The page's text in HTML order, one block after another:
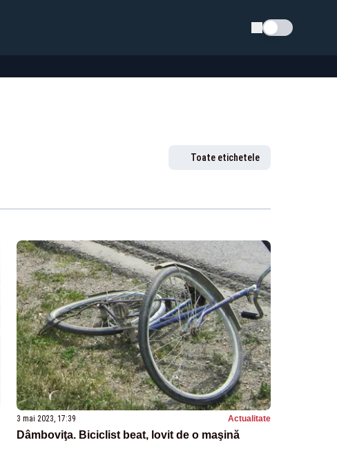
Schimba tema
Toate etichetele
3 mai 2023, 17:39 Actualitate
Dâmboviţa. Biciclist beat, lovit de o maşină